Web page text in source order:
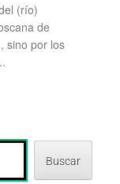
(río)
de
sino por los
Buscar